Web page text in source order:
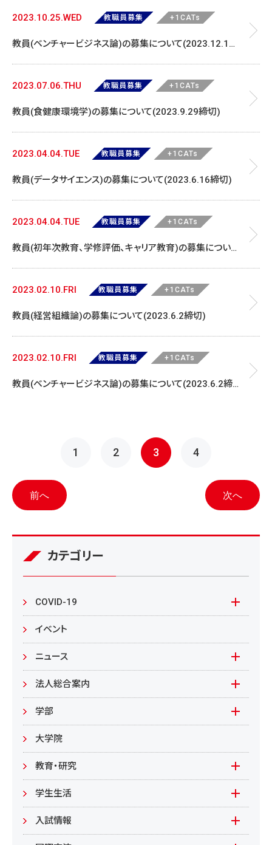
教員(ベンチャービジネス論)の募集について(2023.12.1締
2023.10.25.WED 教職員募集 +1CATs
教員(食健康環境学)の募集について(2023.9.29締切)
2023.07.06.THU 教職員募集 +1CATs
教員(データサイエンス)の募集について(2023.6.16締切)
2023.04.04.TUE 教職員募集 +1CATs
教員(初年次教育、学修評価、キャリア教育)の募集について
2023.04.04.TUE 教職員募集 +1CATs
教員(経営組織論)の募集について(2023.6.2締切)
2023.02.10.FRI 教職員募集 +1CATs
教員(ベンチャービジネス論)の募集について(2023.6.2締
2023.02.10.FRI 教職員募集 +1CATs
ナ
前へ
1 2 3 4
次へ
カテゴリー
COVID-19
本学の対応
在学生の皆様へ
来学される皆様へ
イベント
ニュース
報道資料
基本情報
法人総合案内
入札情報
教職員募集
教職員募集（教員）
学部
文学部
日文
英米
環境資源
大学院
教育・研究
教育
地域連携型学生研究(旧学生GP)
もやいすと育成プログラム
学生生活
在学生の方へ
入試情報